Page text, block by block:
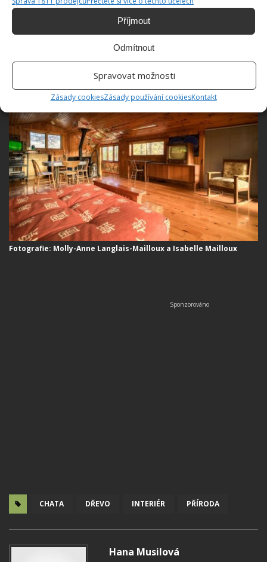
Příjmout
Odmítnout
Spravovat možnosti
Zásady cookiesZásady používání cookiesKontakt
Fotografie: Molly-Anne Langlais-Mailloux a Isabelle Mailloux
CHATA DŘEVO INTERIÉR PŘÍRODA
Hana Musilová